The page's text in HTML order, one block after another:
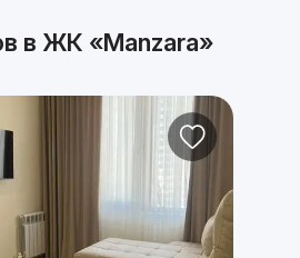
в ЖК «Manzara»